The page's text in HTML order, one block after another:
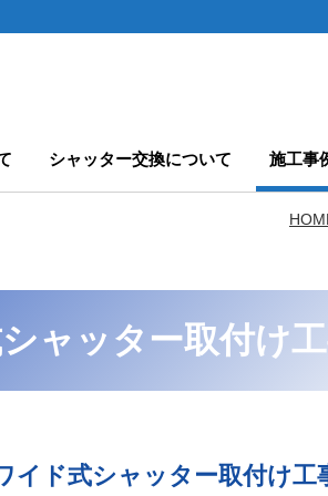
シャッター交換について 施工事
ャッター取付け
ド式シャッター取付け工